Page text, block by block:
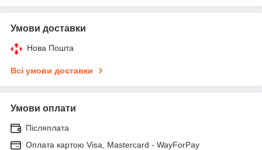
Умови доставки
Нова Пошта
Всі умови доставки
Умови оплати
Післяплата
Оплата картою Visa, Mastercard - WayForPay